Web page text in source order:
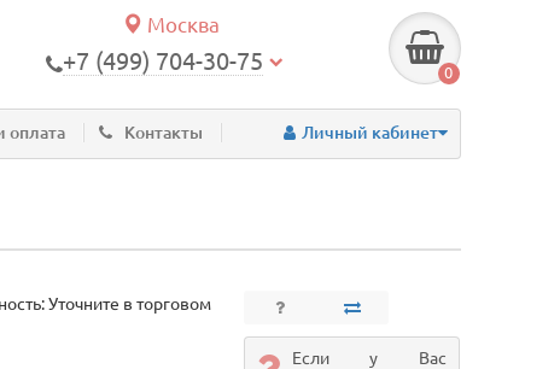
Москва
+7 (499) 704-30-75 0
оплата Контакты Личный кабинет
Уточните в торговом
Если у Вас